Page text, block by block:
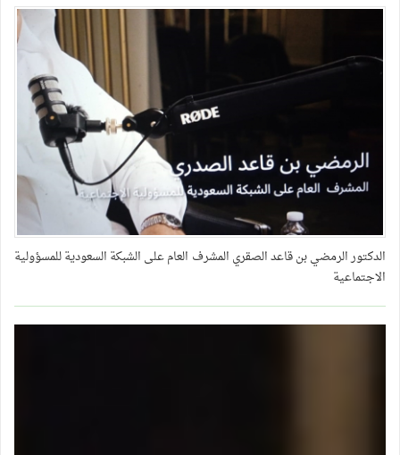
الدكتور الرمضي بن قاعد الصقري المشرف العام على الشبكة السعودية للمسؤولية
الاجتماعية